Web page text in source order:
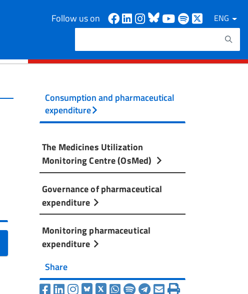
Follow us on Facebook
Linkedin
Instagram
Bluesky
Youtube
Spotify
ENGSearch
Consumption and pharmaceutical
expenditure
The Medicines Utilization
Monitoring Centre (OsMed)
Governance of pharmaceutical
expenditure
Monitoring pharmaceutical
expenditure
Share